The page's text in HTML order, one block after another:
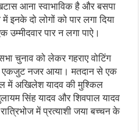
आना स्वाभाविक है और बसपा
इनके दो लोगों को पार लगा दिया
पार न लगा पाऐ।
चुनाव को लेकर गहराए वोटिंग
एकजुट नजर आया। मतदान से एक
में अखिलेश यादव की मुश्किल
सिंह यादव और शिवपाल यादव
में प्रत्याशी जया बच्चन के